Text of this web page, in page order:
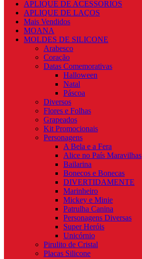
APLIQUE DE ACESSORIOS
APLIQUE DE LAÇOS
Mais Vendidos
MOANA
MOLDES DE SILICONE
Arabesco
Coração
Datas Comemorativas
Halloween
Natal
Páscoa
Diversos
Flores e Folhas
Grapeados
Kit Promocionais
Personagens
A Bela e a Fera
Alice no País Maravilhas
Bailarina
Bonecos e Bonecas
DIVERTIDAMENTE
Marinheiro
Mickey e Minie
Patrulha Canina
Personagens Diversas
Super Heróis
Unicórnio
Pirulito de Cristal
Placas Silicone